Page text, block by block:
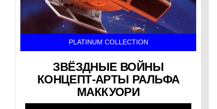
PLATINUM COLLECTION
ЗВЁЗДНЫЕ ВОЙНЫ
КОНЦЕПТ-АРТЫ РАЛЬФА
МАККУОРИ